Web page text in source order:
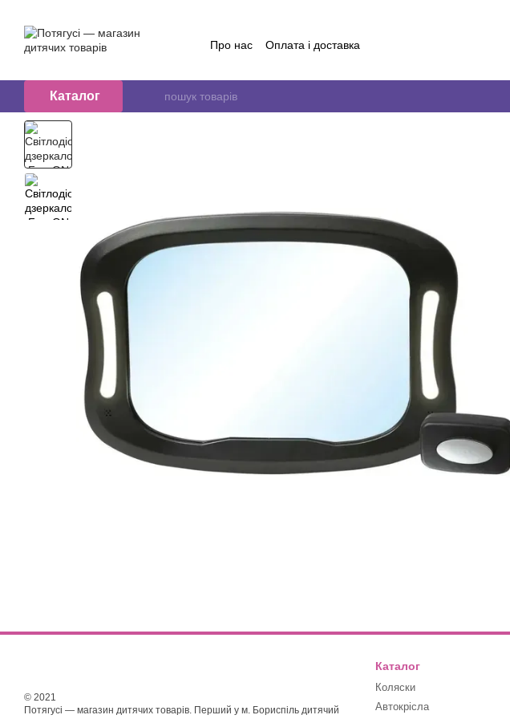
Про нас
Оплата і доставка
Контактна інформація
Блог
Договір публичної оферти
Відгуки про магазин
Каталог
© 2021
Потягусі — магазин дитячих товарів. Перший у м. Бориспіль дитячий
Каталог
Коляски
Автокрісла